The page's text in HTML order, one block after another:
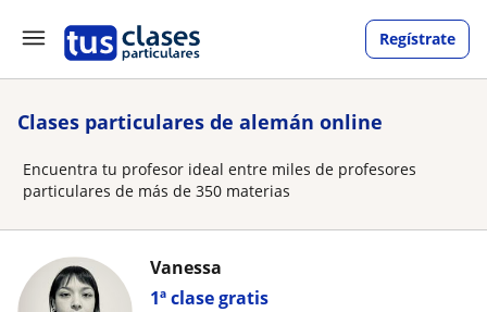
Regístrate
Clases particulares de alemán online
Encuentra tu profesor ideal entre miles de profesores
particulares de más de 350 materias
1ª clase gratis
Vanessa